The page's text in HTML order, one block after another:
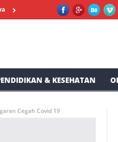
Minta Masyarakat Ranolambot
& KESEHATAN
Cegah Covid 19